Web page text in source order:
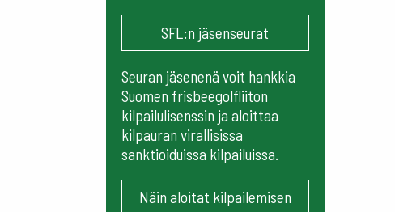
SFL:n jäsenseurat
Seuran jäsenenä voit hankkia
Suomen frisbeegolfliiton
kilpailulisenssin ja aloittaa
kilpauran virallisissa
sanktioiduissa kilpailuissa.
Näin aloitat kilpailemisen